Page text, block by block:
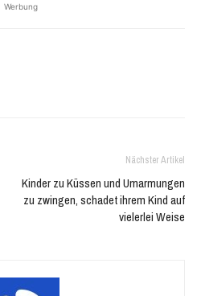
Werbung
Nächster Artikel
Kinder zu Küssen und Umarmungen
zu zwingen, schadet ihrem Kind auf
vielerlei Weise